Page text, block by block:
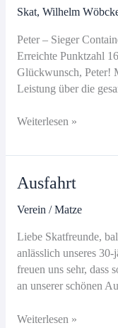
Skat, Wilhelm
Peter – Sieger
Erreichte Punktzahl
Glückwunsch, Peter!
Leistung über die
Wilhelm
Pokal
Weiterlesen »
Ausfahrt
Verein /Matze
Liebe Skatfreunde,
anlässlich unseres
freuen uns sehr, dass
an unserer schönen
Ausfahrt
Weiterlesen »